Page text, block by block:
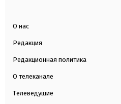
О нас
Редакция
Редакционная политика
О телеканале
Телеведущие